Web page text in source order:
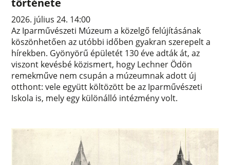
története
2026. július 24. 14:00
Az Iparművészeti Múzeum a közelgő felújításának
köszönhetően az utóbbi időben gyakran szerepelt a
hírekben. Gyönyörű épületét 130 éve adták át, az
viszont kevésbé közismert, hogy Lechner Ödön
remekműve nem csupán a múzeumnak adott új
otthont: vele együtt költözött be az Iparművészeti
Iskola is, mely egy különálló intézmény volt.